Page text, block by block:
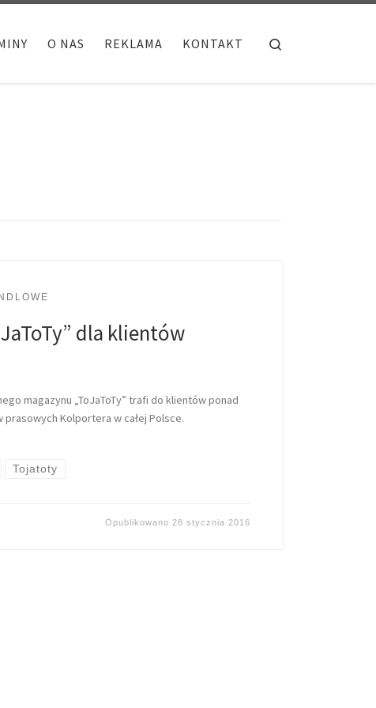
O NAS REKLAMA KONTAKT
dla klientów
magazynu „ToJaToTy” trafi do klientów ponad
prasowych Kolportera w całej Polsce.
Tojatoty
Opublikowano 28 stycznia 2016